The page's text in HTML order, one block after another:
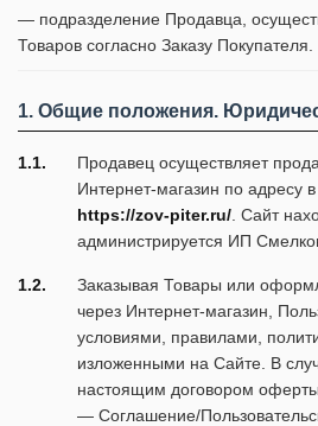
— подразделение Продавца,
Товаров согласно Заказу Покупателя.
1. Общие положения.
1.1.
Продавец осуществляет
Интернет-магазин по адресу
https://zov-piter.ru/ . Сайт
администрируется ИП
1.2.
Заказывая Товары или
через Интернет-магазин,
условиями, правилами,
изложенными на Сайте. В
настоящим договором
— Соглашение/